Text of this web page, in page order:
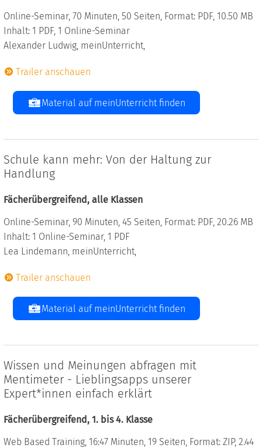
Online-Seminar, 70 Minuten, 50 Seiten, Format: PDF, 10.50 MB
Inhalt: 1 PDF, 1 Online-Seminar
Alexander Ludwig, meinUnterricht,
Trailer anschauen
Material auf meinUnterricht finden
Schule kann mehr: Von der Haltung zur
Handlung
Fächerübergreifend, alle Klassen
Online-Seminar, 90 Minuten, 45 Seiten, Format: PDF, 20.26 MB
Inhalt: 1 Online-Seminar, 1 PDF
Lea Lindemann, meinUnterricht,
Trailer anschauen
Material auf meinUnterricht finden
Wissen und Meinungen abfragen mit
Mentimeter - Lieblingsapps unserer
Expert*innen einfach erklärt
Fächerübergreifend, 1. bis 4. Klasse
Web Based Training, 16:47 Minuten, 19 Seiten, Format: ZIP, 2.44